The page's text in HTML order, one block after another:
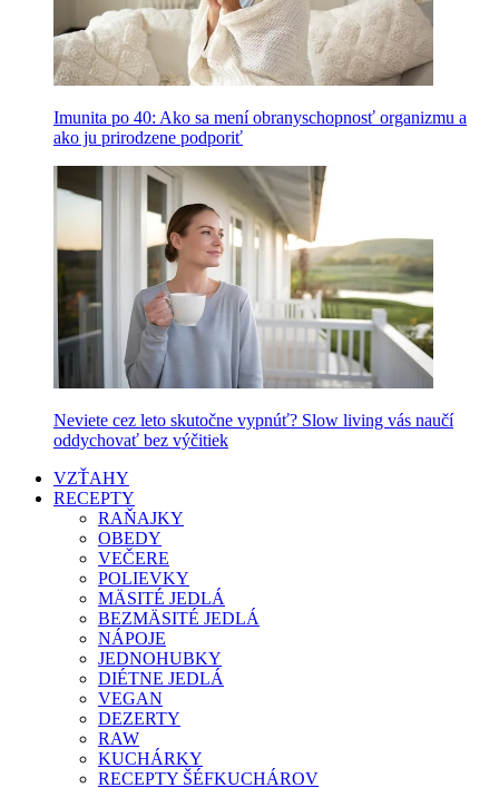
Imunita po 40: Ako sa mení obranyschopnosť organizmu a
ako ju prirodzene podporiť
Neviete cez leto skutočne vypnúť? Slow living vás naučí
oddychovať bez výčitiek
VZŤAHY
RECEPTY
RAŇAJKY
OBEDY
VEČERE
POLIEVKY
MÄSITÉ JEDLÁ
BEZMÄSITÉ JEDLÁ
NÁPOJE
JEDNOHUBKY
DIÉTNE JEDLÁ
VEGAN
DEZERTY
RAW
KUCHÁRKY
RECEPTY ŠÉFKUCHÁROV